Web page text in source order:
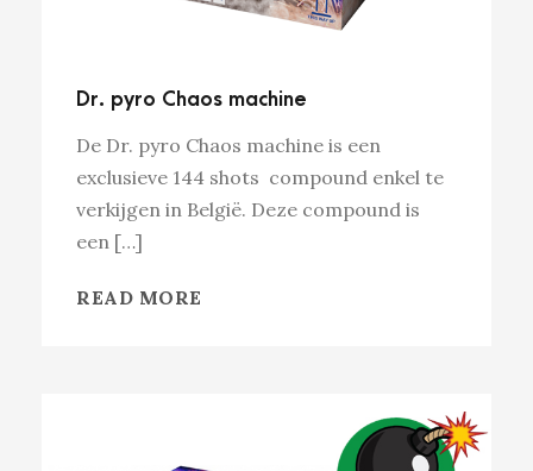
Dr. pyro Chaos machine
De Dr. pyro Chaos machine is een
exclusieve 144 shots compound enkel te
verkijgen in België. Deze compound is
een […]
READ MORE